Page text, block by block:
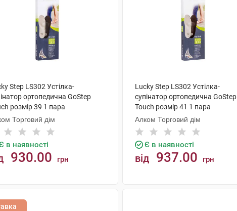
Step LS302 Устілка-
ортопедична GoStep
розмір 39 1 пара
Торговий дім
в наявності
930.00 грн
Lucky Step LS302 Устілка-
супінатор ортопедична GoStep
Touch розмір 41 1 пара
Алком Торговий дім
Є в наявності
від 937.00 грн